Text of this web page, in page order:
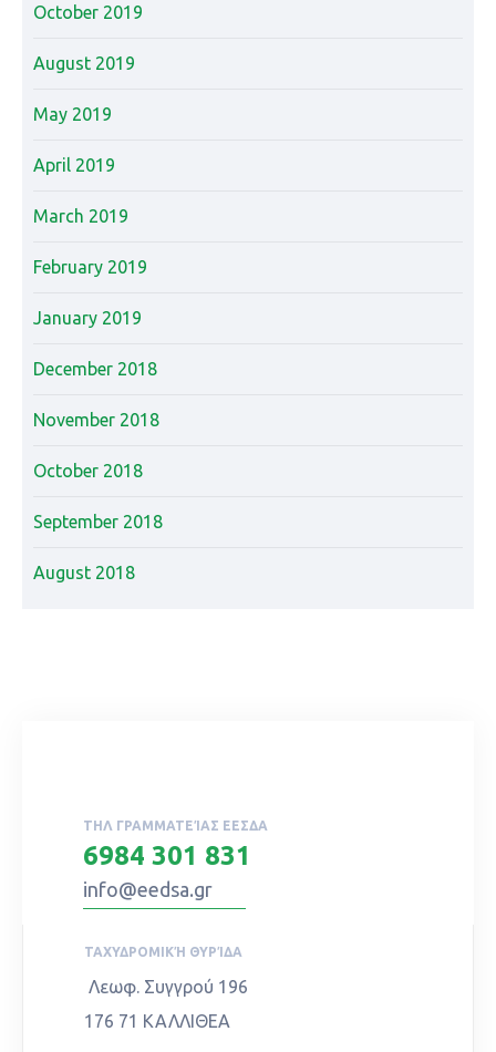
October 2019
August 2019
May 2019
April 2019
March 2019
February 2019
January 2019
December 2018
November 2018
October 2018
September 2018
August 2018
ΤΗΛ ΓΡΑΜΜΑΤΕΊΑΣ ΕΕΣΔΑ
6984 301 831
info@eedsa.gr
ΤΑΧΥΔΡΟΜΙΚΉ ΘΥΡΊΔΑ
Λεωφ. Συγγρού 196
176 71 ΚΑΛΛΙΘΕΑ